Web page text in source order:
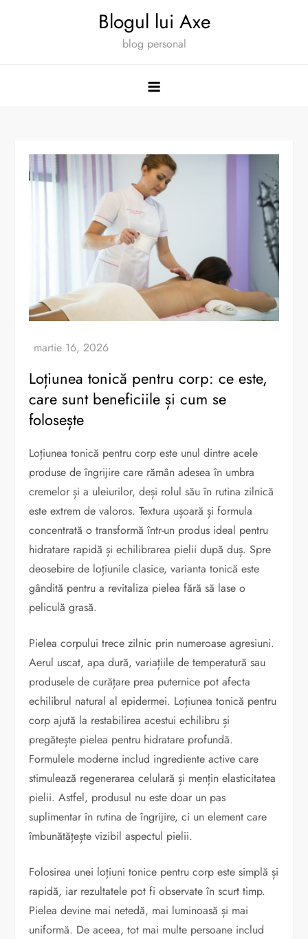
Blogul lui Axe
blog personal
Loțiunea tonică pentru corp: ce este,
care sunt beneficiile și cum se
folosește
Loțiunea tonică pentru corp este unul dintre acele
produse de îngrijire care rămân adesea în umbra
cremelor și a uleiurilor, deși rolul său în rutina zilnică
este extrem de valoros. Textura ușoară și formula
concentrată o transformă într-un produs ideal pentru
hidratare rapidă și echilibrarea pielii după duș. Spre
deosebire de loțiunile clasice, varianta tonică este
gândită pentru a revitaliza pielea fără să lase o
peliculă grasă.
Pielea corpului trece zilnic prin numeroase agresiuni.
Aerul uscat, apa dură, variațiile de temperatură sau
produsele de curățare prea puternice pot afecta
echilibrul natural al epidermei. Loțiunea tonică pentru
corp ajută la restabilirea acestui echilibru și
pregătește pielea pentru hidratare profundă.
Formulele moderne includ ingrediente active care
stimulează regenerarea celulară și mențin elasticitatea
pielii. Astfel, produsul nu este doar un pas
suplimentar în rutina de îngrijire, ci un element care
îmbunătățește vizibil aspectul pielii.
Folosirea unei loțiuni tonice pentru corp este simplă și
rapidă, iar rezultatele pot fi observate în scurt timp.
Pielea devine mai netedă, mai luminoasă și mai
uniformă. De aceea, tot mai multe persoane includ